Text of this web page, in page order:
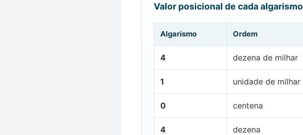
Valor posicional de cada algarismo
Algarismo Ordem
4 dezena de milhar
1 unidade de milhar
0 centena
4 dezena